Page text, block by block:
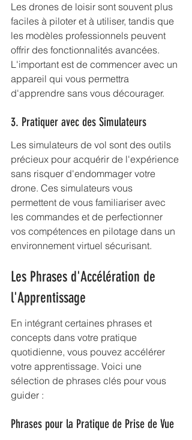
Les drones de loisir sont souvent plus
faciles à piloter et à utiliser, tandis que
les modèles professionnels peuvent
offrir des fonctionnalités avancées.
L'important est de commencer avec un
appareil qui vous permettra
d'apprendre sans vous décourager.
3. Pratiquer avec des Simulateurs
Les simulateurs de vol sont des outils
précieux pour acquérir de l'expérience
sans risquer d'endommager votre
drone. Ces simulateurs vous
permettent de vous familiariser avec
les commandes et de perfectionner
vos compétences en pilotage dans un
environnement virtuel sécurisant.
Les Phrases d'Accélération de
l'Apprentissage
En intégrant certaines phrases et
concepts dans votre pratique
quotidienne, vous pouvez accélérer
votre apprentissage. Voici une
sélection de phrases clés pour vous
guider :
Phrases pour la Pratique de Prise de Vue